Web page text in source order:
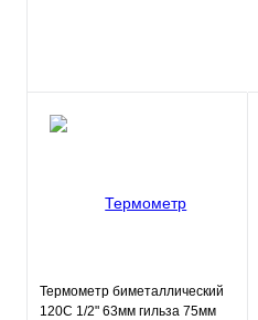
Термометр биметаллический
120С 1/2" 63мм гильза 75мм